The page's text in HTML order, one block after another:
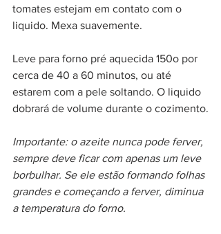
tomates estejam em contato com o
liquido. Mexa suavemente.
Leve para forno pré aquecida 150o por
cerca de 40 a 60 minutos, ou até
estarem com a pele soltando. O liquido
dobrará de volume durante o cozimento.
Importante: o azeite nunca pode ferver,
sempre deve ficar com apenas um leve
borbulhar. Se ele estão formando folhas
grandes e começando a ferver, diminua
a temperatura do forno.